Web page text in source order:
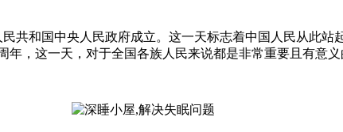
共和国中央人民政府成立。这一天标志着中国人民从此站
年，这一天，对于全国各族人民来说都是非常重要且有意